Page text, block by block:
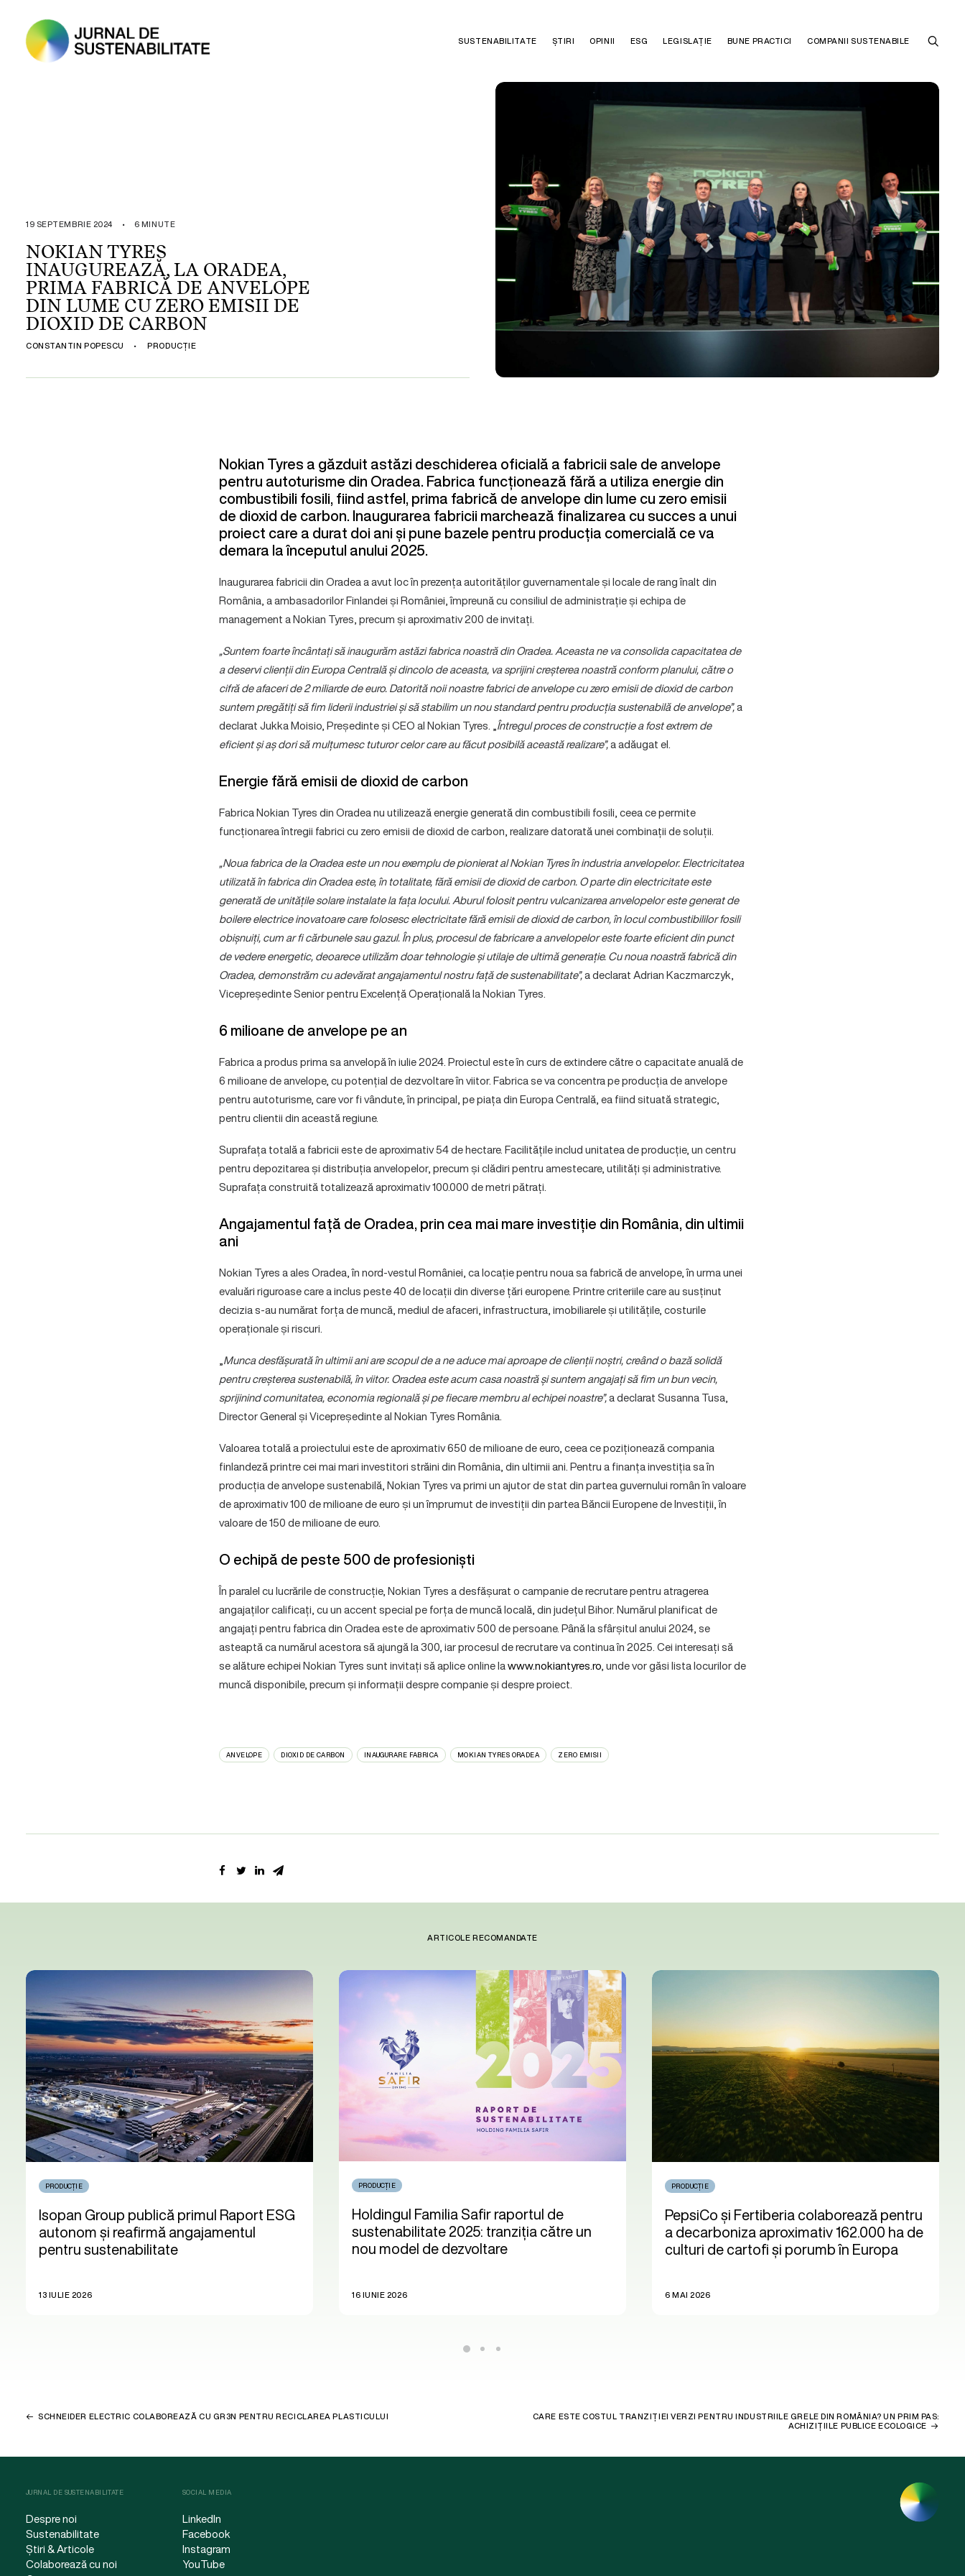
SUSTENABILITATE ȘTIRI OPINII ESG LEGISLAȚIE BUNE PRACTICI COMPANII SUSTENABILE
19 SEPTEMBRIE 2024 • 6 MINUTE
NOKIAN TYRES
INAUGUREAZĂ, LA ORADEA,
PRIMA FABRICĂ DE ANVELOPE
DIN LUME CU ZERO EMISII DE
DIOXID DE CARBON
CONSTANTIN POPESCU • PRODUCȚIE
Nokian Tyres a găzduit astăzi deschiderea oficială a fabricii sale de anvelope
pentru autoturisme din Oradea. Fabrica funcționează fără a utiliza energie din
combustibili fosili, fiind astfel, prima fabrică de anvelope din lume cu zero emisii
de dioxid de carbon. Inaugurarea fabricii marchează finalizarea cu succes a unui
proiect care a durat doi ani și pune bazele pentru producția comercială ce va
demara la începutul anului 2025.
Inaugurarea fabricii din Oradea a avut loc în prezența autorităților guvernamentale și locale de rang înalt din
România, a ambasadorilor Finlandei și României, împreună cu consiliul de administrație și echipa de
management a Nokian Tyres, precum și aproximativ 200 de invitați.
„Suntem foarte încântați să inaugurăm astăzi fabrica noastră din Oradea. Aceasta ne va consolida capacitatea de
a deservi clienții din Europa Centrală și dincolo de aceasta, va sprijini creșterea noastră conform planului, către o
cifră de afaceri de 2 miliarde de euro. Datorită noii noastre fabrici de anvelope cu zero emisii de dioxid de carbon
suntem pregătiți să fim liderii industriei și să stabilim un nou standard pentru producția sustenabilă de anvelope”,a
declarat Jukka Moisio, Președinte și CEO al Nokian Tyres. „Întregul proces de construcție a fost extrem de
eficient și aș dori să mulțumesc tuturor celor care au făcut posibilă această realizare”,a adăugat el.
Energie fără emisii de dioxid de carbon
Fabrica Nokian Tyres din Oradea nu utilizează energie generată din combustibili fosili, ceea ce permite
funcționarea întregii fabrici cu zero emisii de dioxid de carbon, realizare datorată unei combinații de soluții.
„Noua fabrica de la Oradea este un nou exemplu de pionierat al Nokian Tyres în industria anvelopelor. Electricitatea
utilizată în fabrica din Oradea este, în totalitate, fără emisii de dioxid de carbon. O parte din electricitate este
generată de unitățile solare instalate la fața locului. Aburul folosit pentru vulcanizarea anvelopelor este generat de
boilere electrice inovatoare care folosesc electricitate fără emisii de dioxid de carbon, în locul combustibililor fosili
obișnuiți, cum ar fi cărbunele sau gazul. În plus, procesul de fabricare a anvelopelor este foarte eficient din punct
de vedere energetic, deoarece utilizăm doar tehnologie și utilaje de ultimă generație. Cu noua noastră fabrică din
Oradea, demonstrăm cu adevărat angajamentul nostru față de sustenabilitate”,a declarat Adrian Kaczmarczyk,
Vicepreședinte Senior pentru Excelență Operațională la Nokian Tyres.
6 milioane de anvelope pe an
Fabrica a produs prima sa anvelopă în iulie 2024. Proiectul este în curs de extindere către o capacitate anuală de
6 milioane de anvelope, cu potențial de dezvoltare în viitor. Fabrica se va concentra pe producția de anvelope
pentru autoturisme, care vor fi vândute, în principal, pe piața din Europa Centrală, ea fiind situată strategic,
pentru clientii din această regiune.
Suprafața totală a fabricii este de aproximativ 54 de hectare. Facilitățile includ unitatea de producție, un centru
pentru depozitarea și distribuția anvelopelor, precum și clădiri pentru amestecare, utilități și administrative.
Suprafața construită totalizează aproximativ 100.000 de metri pătrați.
Angajamentul față de Oradea, prin cea mai mare investiție din România, din ultimii
ani
Nokian Tyres a ales Oradea, în nord-vestul României, ca locație pentru noua sa fabrică de anvelope, în urma unei
evaluări riguroase care a inclus peste 40 de locații din diverse țări europene. Printre criteriile care au susținut
decizia s-au numărat forța de muncă, mediul de afaceri, infrastructura, imobiliarele și utilitățile, costurile
operaționale și riscuri.
„Munca desfășurată în ultimii ani are scopul de a ne aduce mai aproape de clienții noștri, creând o bază solidă
pentru creșterea sustenabilă, în viitor. Oradea este acum casa noastră și suntem angajați să fim un bun vecin,
sprijinind comunitatea, economia regională și pe fiecare membru al echipei noastre”,a declarat Susanna Tusa,
Director General și Vicepreședinte al Nokian Tyres România.
Valoarea totală a proiectului este de aproximativ 650 de milioane de euro, ceea ce poziționează compania
finlandeză printre cei mai mari investitori străini din România, din ultimii ani. Pentru a finanța investiția sa în
producția de anvelope sustenabilă, Nokian Tyres va primi un ajutor de stat din partea guvernului român în valoare
de aproximativ 100 de milioane de euro și un împrumut de investiții din partea Băncii Europene de Investiții, în
valoare de 150 de milioane de euro.
O echipă de peste 500 de profesioniști
În paralel cu lucrările de construcție, Nokian Tyres a desfășurat o campanie de recrutare pentru atragerea
angajaților calificați, cu un accent special pe forța de muncă locală, din județul Bihor. Numărul planificat de
angajați pentru fabrica din Oradea este de aproximativ 500 de persoane. Până la sfârșitul anului 2024, se
asteaptă ca numărul acestora să ajungă la 300, iar procesul de recrutare va continua în 2025. Cei interesați să
se alăture echipei Nokian Tyres sunt invitați să aplice online lawww.nokiantyres.ro, unde vor găsi lista locurilor de
muncă disponibile, precum și informații despre companie și despre proiect.
ANVELOPE DIOXID DE CARBON INAUGURARE FABRICA MOKIAN TYRES ORADEA ZERO EMISII
ARTICOLE RECOMANDATE
PRODUCȚIE
Isopan Group publică primul Raport ESG
autonom și reafirmă angajamentul
pentru sustenabilitate
13 IULIE 2026
PRODUCȚIE
Holdingul Familia Safir raportul de
sustenabilitate 2025: tranziția către un
nou model de dezvoltare
16 IUNIE 2026
PRODUCȚIE
PepsiCo și Fertiberia colaborează pentru
a decarboniza aproximativ 162.000 ha de
culturi de cartofi și porumb în Europa
6 MAI 2026
SCHNEIDER ELECTRIC COLABOREAZĂ CU GR3N PENTRU RECICLAREA PLASTICULUI
CARE ESTE COSTUL TRANZIȚIEI VERZI PENTRU INDUSTRIILE GRELE DIN ROMÂNIA? UN PRIM PAS:
ACHIZIȚIILE PUBLICE ECOLOGICE
JURNAL DE SUSTENABILITATE
Despre noi
Sustenabilitate
Știri & Articole
Colaborează cu noi
SOCIAL MEDIA
LinkedIn
Facebook
Instagram
YouTube